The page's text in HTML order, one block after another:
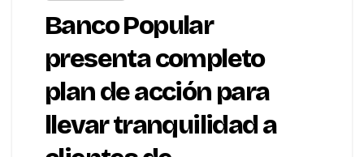
Banco Popular
presenta completo
plan de acción para
llevar tranquilidad a